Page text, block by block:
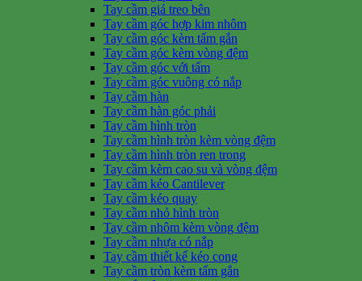
Tay cầm giá treo bên
Tay cầm góc hợp kim nhôm
Tay cầm góc kèm tấm gắn
Tay cầm góc kèm vòng đệm
Tay cầm góc với tấm
Tay cầm góc vuông có nắp
Tay cầm hàn
Tay cầm hàn góc phải
Tay cầm hình tròn
Tay cầm hình tròn kèm vòng đệm
Tay cầm hình tròn ren trong
Tay cầm kèm cao su và vòng đệm
Tay cầm kéo Cantilever
Tay cầm kéo quay
Tay cầm nhỏ hình tròn
Tay cầm nhôm kèm vòng đệm
Tay cầm nhựa có nắp
Tay cầm thiết kế kéo cong
Tay cầm tròn kèm tấm gắn